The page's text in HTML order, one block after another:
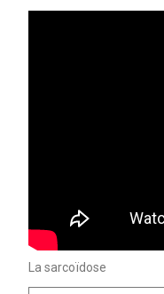
La sarcoïdose